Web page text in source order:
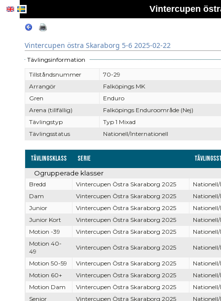
Vintercupen
Vintercupen östra Skaraborg 5-6 2025-02-22
Tävlingsinformation
Tillståndsnummer
70-29
Arrangör
Falköpings MK
Gren
Enduro
Arena (tillfällig)
Falköpings Enduroområde (Nej)
Tävlingstyp
Typ 1 Mixad
Tävlingsstatus
Nationell/Internationell
Tävlingsklass Serie
Ogrupperade klasser
Bredd Vintercupen Östra Skaraborg 2025
Dam
Vintercupen Östra Skaraborg 2025
Junior
Vintercupen Östra Skaraborg 2025
Junior Kort
Vintercupen Östra Skaraborg 2025
Motion -39
Vintercupen Östra Skaraborg 2025
Motion 40-
49
Vintercupen Östra Skaraborg 2025
Motion 50-59 Vintercupen Östra Skaraborg 2025
Motion 60+
Vintercupen Östra Skaraborg 2025
Motion Dam
Vintercupen Östra Skaraborg 2025
Senior
Vintercupen Östra Skaraborg 2025